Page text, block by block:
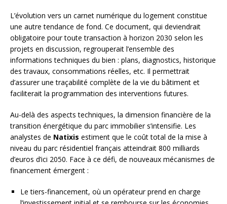
L’évolution vers un carnet numérique du logement constitue
une autre tendance de fond. Ce document, qui deviendrait
obligatoire pour toute transaction à horizon 2030 selon les
projets en discussion, regrouperait l’ensemble des
informations techniques du bien : plans, diagnostics, historique
des travaux, consommations réelles, etc. Il permettrait
d’assurer une traçabilité complète de la vie du bâtiment et
faciliterait la programmation des interventions futures.
Au-delà des aspects techniques, la dimension financière de la
transition énergétique du parc immobilier s’intensifie. Les
analystes de Natixis estiment que le coût total de la mise à
niveau du parc résidentiel français atteindrait 800 milliards
d’euros d’ici 2050. Face à ce défi, de nouveaux mécanismes de
financement émergent :
Le tiers-financement, où un opérateur prend en charge